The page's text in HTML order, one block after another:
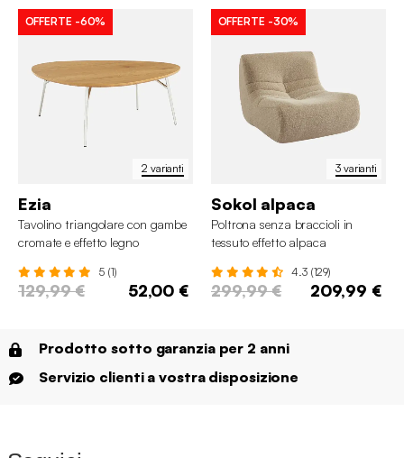
2 varianti
OFFERTE -60%
Ezia
Tavolino triangolare con gambe
cromate e effetto legno
5 (1)
129,99 € 52,00 €
3 varianti
OFFERTE -30%
Sokol alpaca
Poltrona senza braccioli in
tessuto effetto alpaca
4.3 (129)
299,99 € 209,99 €
Prodotto sotto garanzia per 2 anni
Servizio clienti a vostra disposizione